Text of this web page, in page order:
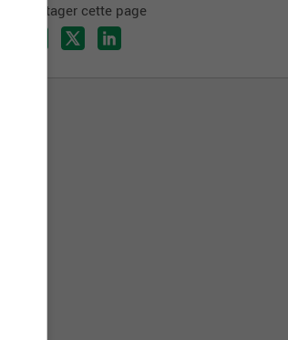
Partager cette page